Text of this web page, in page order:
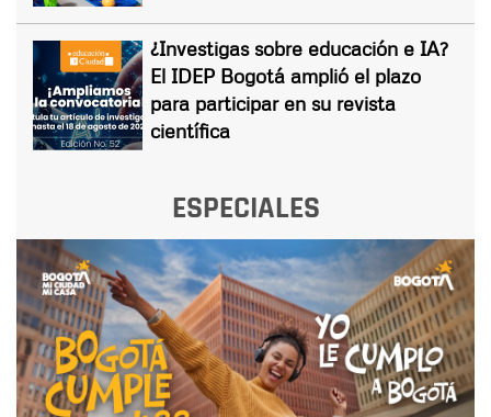
¿Investigas sobre educación e IA?
El IDEP Bogotá amplió el plazo
para participar en su revista
científica
ESPECIALES